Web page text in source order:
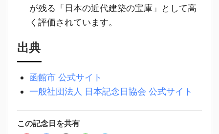
が残る「日本の近代建築の宝庫」として高
く評価されています。
出典
函館市 公式サイト
一般社団法人 日本記念日協会 公式サイト
この記念日を共有